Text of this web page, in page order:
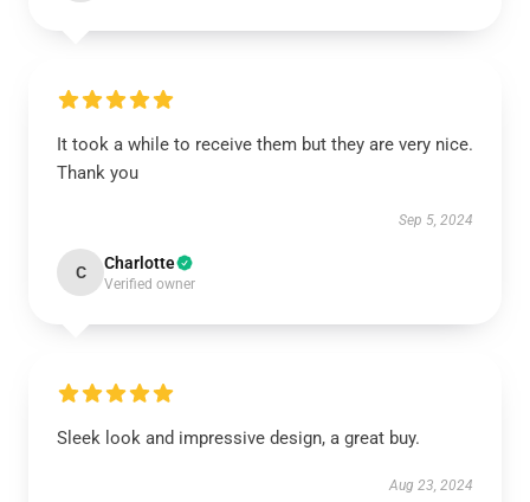
It took a while to receive them but they are very nice.
Thank you
Sep 5, 2024
C Charlotte
Verified owner
Sleek look and impressive design, a great buy.
Aug 23, 2024